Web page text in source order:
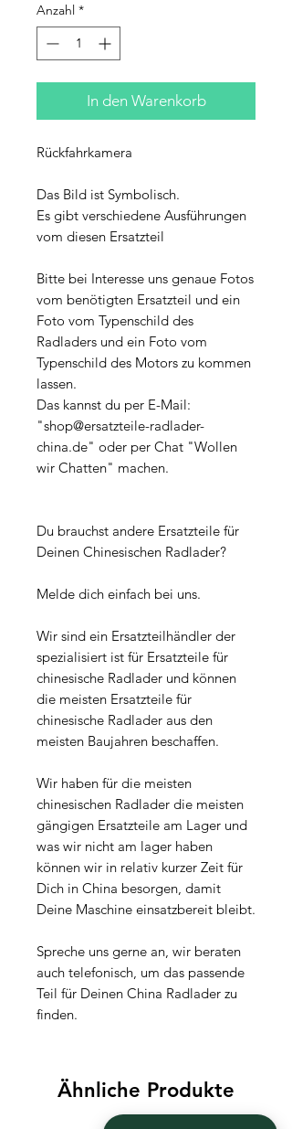
Anzahl *
In den Warenkorb
Rückfahrkamera
Das Bild ist Symbolisch.
Es gibt verschiedene Ausführungen
vom diesen Ersatzteil
Bitte bei Interesse uns genaue Fotos
vom benötigten Ersatzteil und ein
Foto vom Typenschild des
Radladers und ein Foto vom
Typenschild des Motors zu kommen
lassen.
Das kannst du per E-Mail:
"shop@ersatzteile-radlader-
china.de" oder per Chat "Wollen
wir Chatten" machen.
Du brauchst andere Ersatzteile für
Deinen Chinesischen Radlader?
Melde dich einfach bei uns.
Wir sind ein Ersatzteilhändler der
spezialisiert ist für Ersatzteile für
chinesische Radlader und können
die meisten Ersatzteile für
chinesische Radlader aus den
meisten Baujahren beschaffen.
Wir haben für die meisten
chinesischen Radlader die meisten
gängigen Ersatzteile am Lager und
was wir nicht am lager haben
können wir in relativ kurzer Zeit für
Dich in China besorgen, damit
Deine Maschine einsatzbereit bleibt.
Spreche uns gerne an, wir beraten
auch telefonisch, um das passende
Teil für Deinen China Radlader zu
finden.
Ähnliche Produkte